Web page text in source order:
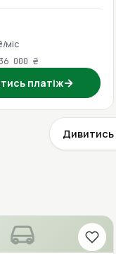
міс
000 ₴
платіж→
Дивитись